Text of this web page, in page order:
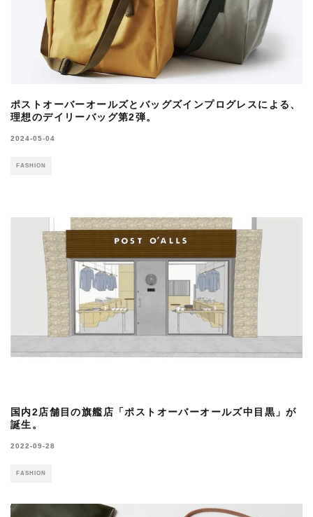
ポストオーバーオールズとバッグズインプログレスによる、
理想のデイリーバッグ第2弾。
2024-05-04
FASHION
国内2店舗目の旗艦店「ポストオーバーオールズ中目黒」が
誕生。
2022-09-28
FASHION